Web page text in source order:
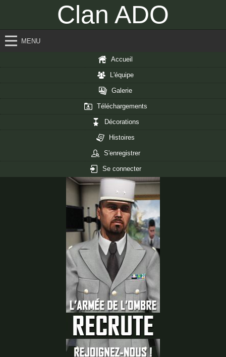
Clan ADO
MENU
Accueil
L'équipe
Galerie
Téléchargements
Décorations
Histoires
S'enregistrer
Se connecter